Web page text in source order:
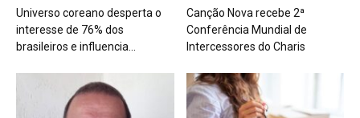
Universo coreano desperta o
interesse de 76% dos
brasileiros e influencia...
Canção Nova recebe 2ª
Conferência Mundial de
Intercessores do Charis